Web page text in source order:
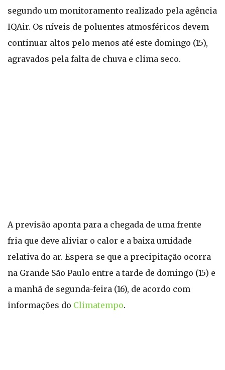
segundo um monitoramento realizado pela agência
IQAir. Os níveis de poluentes atmosféricos devem
continuar altos pelo menos até este domingo (15),
agravados pela falta de chuva e clima seco.
A previsão aponta para a chegada de uma frente
fria que deve aliviar o calor e a baixa umidade
relativa do ar. Espera-se que a precipitação ocorra
na Grande São Paulo entre a tarde de domingo (15) e
a manhã de segunda-feira (16), de acordo com
informações do Climatempo.